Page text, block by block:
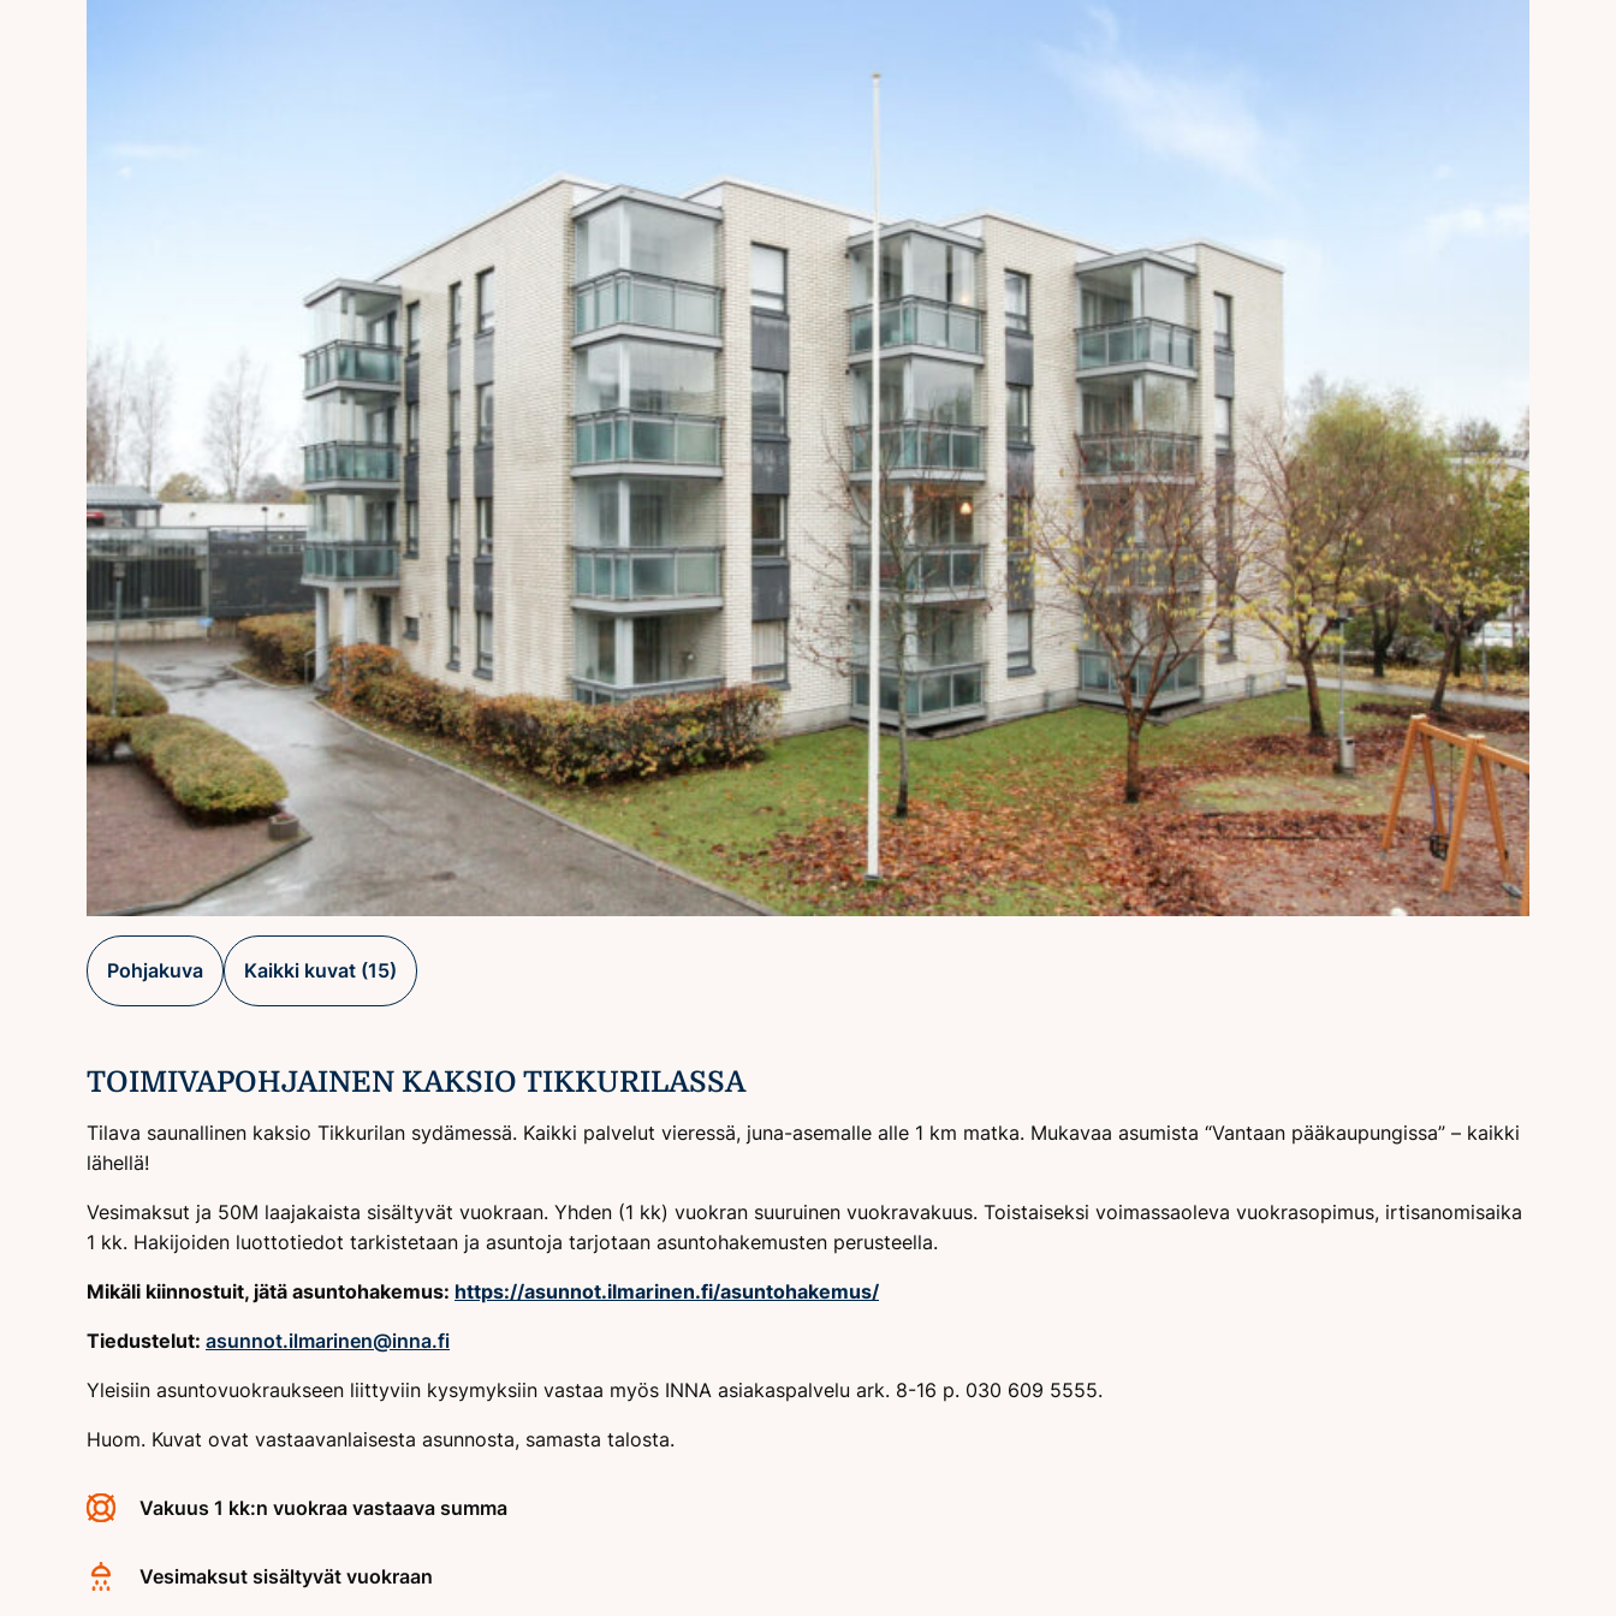
Pohjakuva Kaikki kuvat (15)
TOIMIVAPOHJAINEN KAKSIO TIKKURILASSA
Tilava saunallinen kaksio Tikkurilan sydämessä. Kaikki palvelut vieressä, juna-asemalle alle 1 km matka. Mukavaa asumista “Vantaan pääkaupungissa” – kaikki
lähellä!
Vesimaksut ja 50M laajakaista sisältyvät vuokraan. Yhden (1 kk) vuokran suuruinen vuokravakuus. Toistaiseksi voimassaoleva vuokrasopimus, irtisanomisaika
1 kk. Hakijoiden luottotiedot tarkistetaan ja asuntoja tarjotaan asuntohakemusten perusteella.
Mikäli kiinnostuit, jätä asuntohakemus: https://asunnot.ilmarinen.fi/asuntohakemus/
Tiedustelut: asunnot.ilmarinen@inna.fi
Yleisiin asuntovuokraukseen liittyviin kysymyksiin vastaa myös INNA asiakaspalvelu ark. 8-16 p. 030 609 5555.
Huom. Kuvat ovat vastaavanlaisesta asunnosta, samasta talosta.
Vakuus 1 kk:n vuokraa vastaava summa
Vesimaksut sisältyvät vuokraan